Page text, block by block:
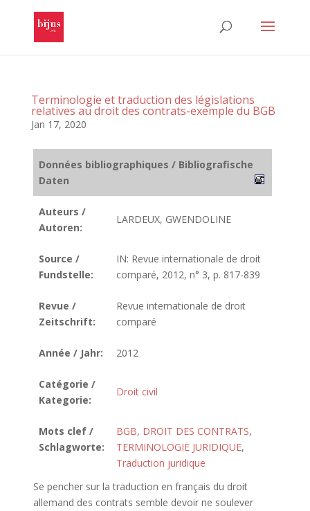
Terminologie et traduction des législations
relatives au droit des contrats-exemple du BGB
Jan 17, 2020
Données bibliographiques / Bibliografische
Daten
Auteurs /
Autoren:
LARDEUX, GWENDOLINE
Source /
Fundstelle:
IN: Revue internationale de droit
comparé, 2012, n° 3, p. 817-839
Revue /
Zeitschrift:
Revue internationale de droit
comparé
Année / Jahr: 2012
Catégorie /
Kategorie:
Droit civil
Mots clef /
Schlagworte:
BGB, DROIT DES CONTRATS,
TERMINOLOGIE JURIDIQUE,
Traduction juridique
Se pencher sur la traduction en français du droit
allemand des contrats semble devoir ne soulever